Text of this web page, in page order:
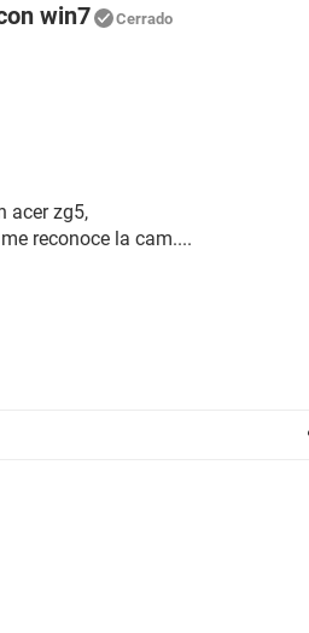
win7 Cerrado
acer zg5,
reconoce la cam....